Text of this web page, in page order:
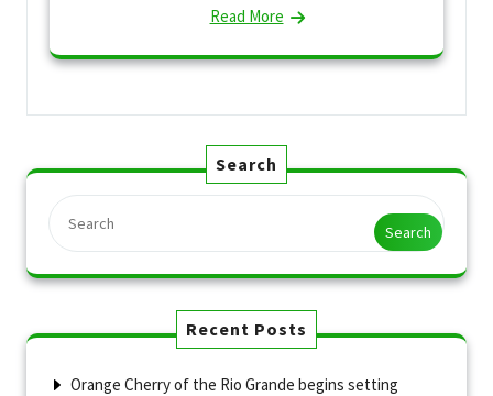
Read More
Search
Search
Recent Posts
Orange Cherry of the Rio Grande begins setting